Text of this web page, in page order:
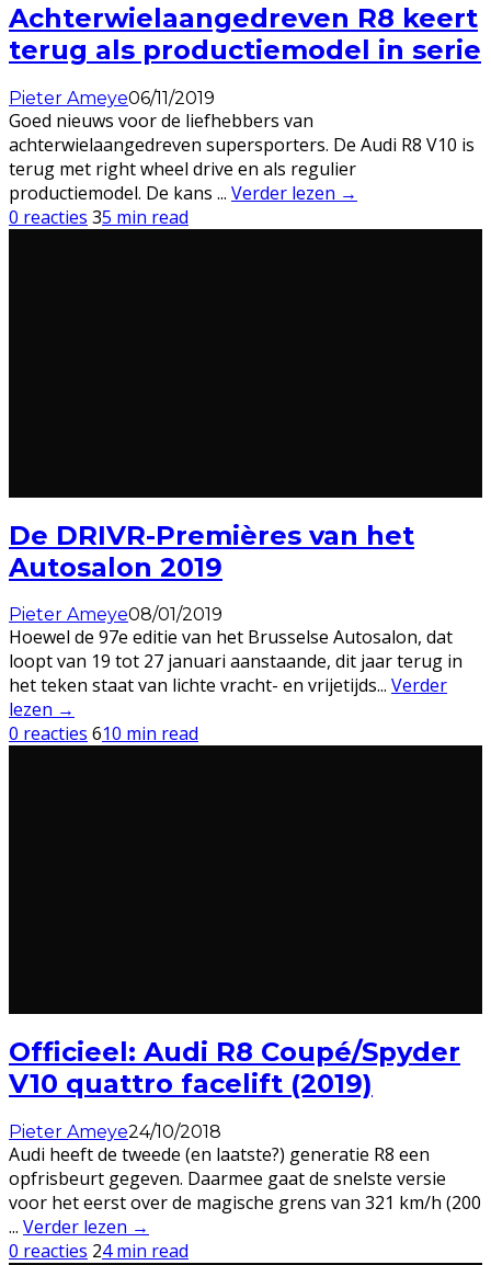
Achterwielaangedreven R8 keert
terug als productiemodel in serie
Pieter Ameye06/11/2019
Goed nieuws voor de liefhebbers van
achterwielaangedreven supersporters. De Audi R8 V10 is
terug met right wheel drive en als regulier
productiemodel. De kans ... Verder lezen →
0 reacties 35 min read
De DRIVR-Premières van het
Autosalon 2019
Pieter Ameye08/01/2019
Hoewel de 97e editie van het Brusselse Autosalon, dat
loopt van 19 tot 27 januari aanstaande, dit jaar terug in
het teken staat van lichte vracht- en vrijetijds... Verder
lezen →
0 reacties 610 min read
Officieel: Audi R8 Coupé/Spyder
V10 quattro facelift (2019)
Pieter Ameye24/10/2018
Audi heeft de tweede (en laatste?) generatie R8 een
opfrisbeurt gegeven. Daarmee gaat de snelste versie
voor het eerst over de magische grens van 321 km/h (200
... Verder lezen →
0 reacties 24 min read